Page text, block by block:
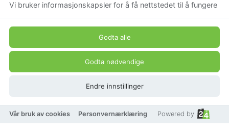
Vi bruker informasjonskapsler for å få nettstedet til å fungere
Godta alle
Godta nødvendige
Endre innstillinger
Vår bruk av cookies Personvernærklæring Powered by